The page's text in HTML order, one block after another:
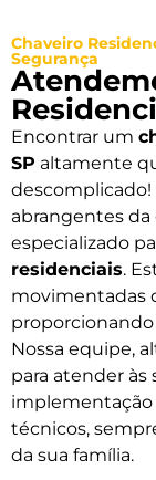
Chaveiro
Segurança
Encontrar um
SP altamente
descomplicado!
abrangentes
especializado
residenciais.
movimentadas
proporcionando
Nossa equipe,
para atender às
implementação
técnicos,
da sua família.